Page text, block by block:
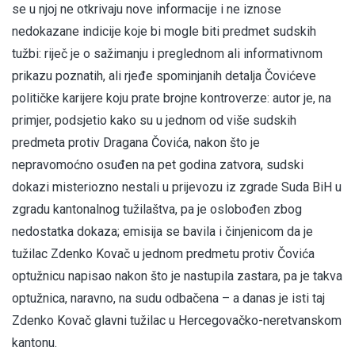
se u njoj ne otkrivaju nove informacije i ne iznose
nedokazane indicije koje bi mogle biti predmet sudskih
tužbi: riječ je o sažimanju i preglednom ali informativnom
prikazu poznatih, ali rjeđe spominjanih detalja Čovićeve
političke karijere koju prate brojne kontroverze: autor je, na
primjer, podsjetio kako su u jednom od više sudskih
predmeta protiv Dragana Čovića, nakon što je
nepravomoćno osuđen na pet godina zatvora, sudski
dokazi misteriozno nestali u prijevozu iz zgrade Suda BiH u
zgradu kantonalnog tužilaštva, pa je oslobođen zbog
nedostatka dokaza; emisija se bavila i činjenicom da je
tužilac Zdenko Kovač u jednom predmetu protiv Čovića
optužnicu napisao nakon što je nastupila zastara, pa je takva
optužnica, naravno, na sudu odbačena – a danas je isti taj
Zdenko Kovač glavni tužilac u Hercegovačko-neretvanskom
kantonu.